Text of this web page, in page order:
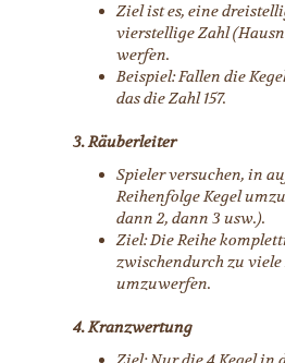
Ziel ist es, eine
vierstellige Zahl
werfen.
Beispiel: Fallen die
das die Zahl 157.
3. Räuberleiter
Spieler versuchen, in
Reihenfolge Kegel
dann 2, dann 3 usw.).
Ziel: Die Reihe
zwischendurch zu viele
umzuwerfen.
4. Kranzwertung